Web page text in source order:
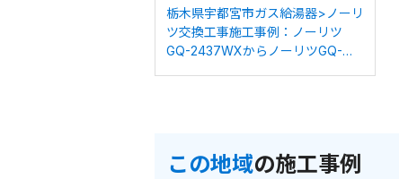
栃木県宇都宮市ガス給湯器>ノーリ
ツ交換工事施工事例：ノーリツ
GQ-2437WXからノーリツGQ-
この地域の施工事例